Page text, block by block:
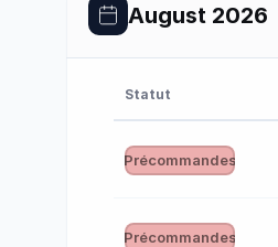
August 2026
Statut
Précommandes
Précommandes